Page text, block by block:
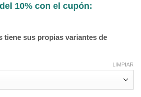
10% con el cupón:
tiene sus propias variantes de
LIMPIAR